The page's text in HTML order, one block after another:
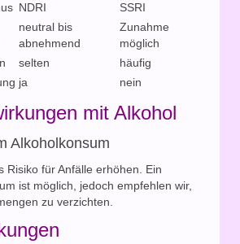
NDRI SSRI
neutral bis
abnehmend
Zunahme
möglich
selten
häufig
ja nein
mit Alkohol
Alkoholkonsum
Risiko für Anfälle erhöhen. Ein
ist möglich, jedoch empfehlen wir,
zu verzichten.